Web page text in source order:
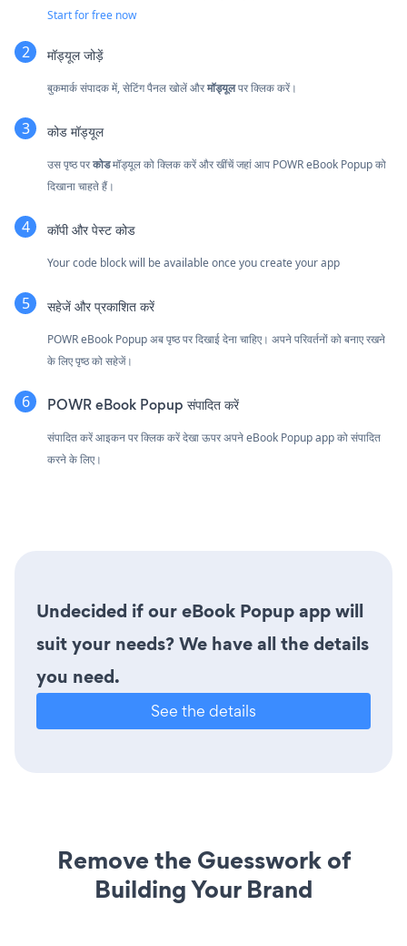
Start for free now
मॉड्यूल जोड़ें
बुकमार्क संपादक में, सेटिंग पैनल खोलें औरमॉड्यूलपर क्लिक करें।
कोड मॉड्यूल
उस पृष्ठ परकोडमॉड्यूल को क्लिक करें और खींचें जहां आप POWR eBook Popup को
दिखाना चाहते हैं।
कॉपी और पेस्ट कोड
Your code block will be available once you create your app
सहेजें और प्रकाशित करें
POWR eBook Popup अब पृष्ठ पर दिखाई देना चाहिए। अपने परिवर्तनों को बनाए रखने
के लिए पृष्ठ को सहेजें।
POWR eBook Popup संपादित करें
संपादित करें आइकन पर क्लिक करेंदेखा ऊपर अपने eBook Popup app को संपादित
करने के लिए।
Undecided if our eBook Popup app will
suit your needs? We have all the details
you need.
See the details
Remove the Guesswork of
Building Your Brand